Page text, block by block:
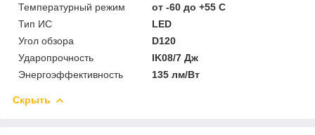
Температурный режим
от -60 до +55 C
Тип ИС
LED
Угол обзора
D120
Ударопрочность
IK08/7 Дж
Энергоэффективность
135 лм/Вт
Скрыть